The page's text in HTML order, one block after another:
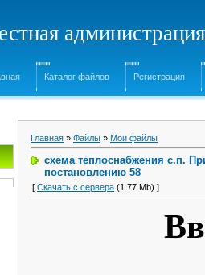
Каталог файлов Регистрация
Главная » Файлы » Мои файлы
схема теплоснабжения с.п.
постановлению 58
[ Скачать с сервера (1.77 Mb) ]